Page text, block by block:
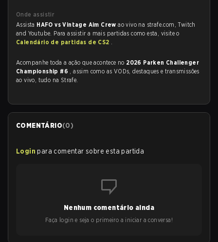
Onde assistir
Assista HAFO vs Vintage Aim Crewao vivo na strafe.com, Twitch
and Youtube. Para assistir a mais partidas como esta, visite o
Calendário de partidas de CS2 .
Acompanhe toda a ação que acontece no 2026 Parken Challenger
Championship #6 , assim como as VODs, destaques e transmissões
ao vivo, tudo na Strafe.
COMENTÁRIO(0)
Login para comentar sobre esta partida
Nenhum comentário ainda
Faça login e seja o primeiro a iniciar a conversa!